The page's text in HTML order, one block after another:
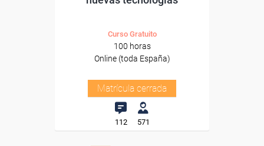
Curso Gratuito
100 horas
Online (toda España)
Matrícula cerrada
112 571